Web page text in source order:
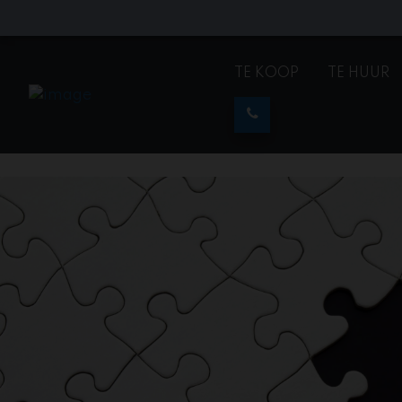
TE KOOP TE HUUR